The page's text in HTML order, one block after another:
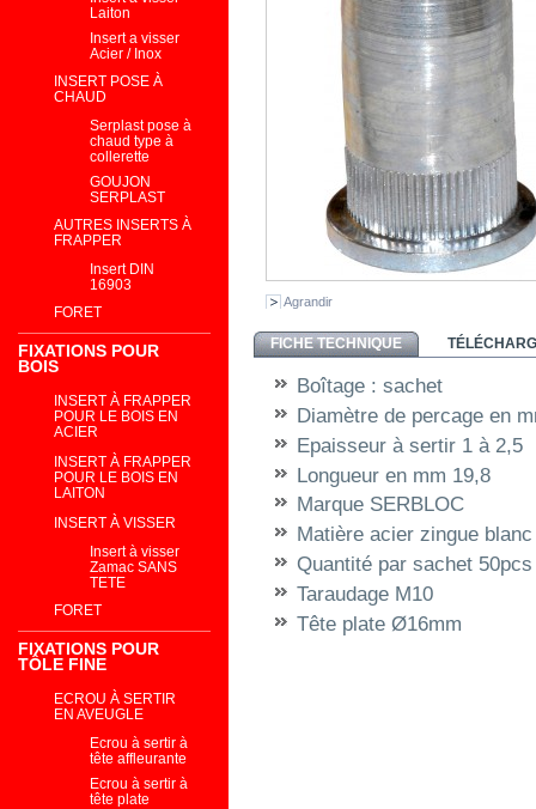
Laiton
Insert a visser
Acier / Inox
INSERT POSE À
CHAUD
Serplast pose à
chaud type à
collerette
GOUJON
SERPLAST
AUTRES INSERTS À
FRAPPER
Insert DIN
16903
FORET
FIXATIONS POUR
BOIS
INSERT À FRAPPER
POUR LE BOIS EN
ACIER
INSERT À FRAPPER
POUR LE BOIS EN
LAITON
INSERT À VISSER
Insert à visser
Zamac SANS
TETE
FORET
FIXATIONS POUR
TÔLE FINE
ECROU À SERTIR
EN AVEUGLE
Ecrou à sertir à
tête affleurante
Ecrou à sertir à
tête plate
Agrandir
FICHE TECHNIQUE
Boîtage : sachet
Diamètre de percage en
Epaisseur à sertir 1 à 2,5
Longueur en mm 19,8
Marque SERBLOC
Matière acier zingue blanc
Quantité par sachet 50pcs
Taraudage M10
Tête plate Ø16mm